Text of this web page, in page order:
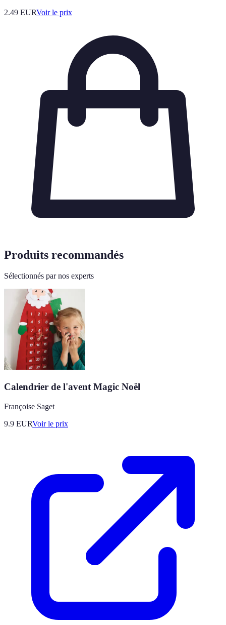
2.49 EURVoir le prix
Produits recommandés
Sélectionnés par nos experts
Calendrier de l'avent Magic Noël
Françoise Saget
9.9 EURVoir le prix